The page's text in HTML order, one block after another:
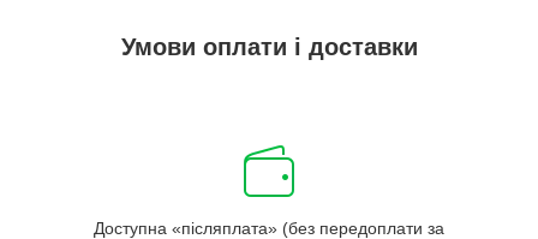
Умови оплати і доставки
Доступна «післяплата» (без передоплати за